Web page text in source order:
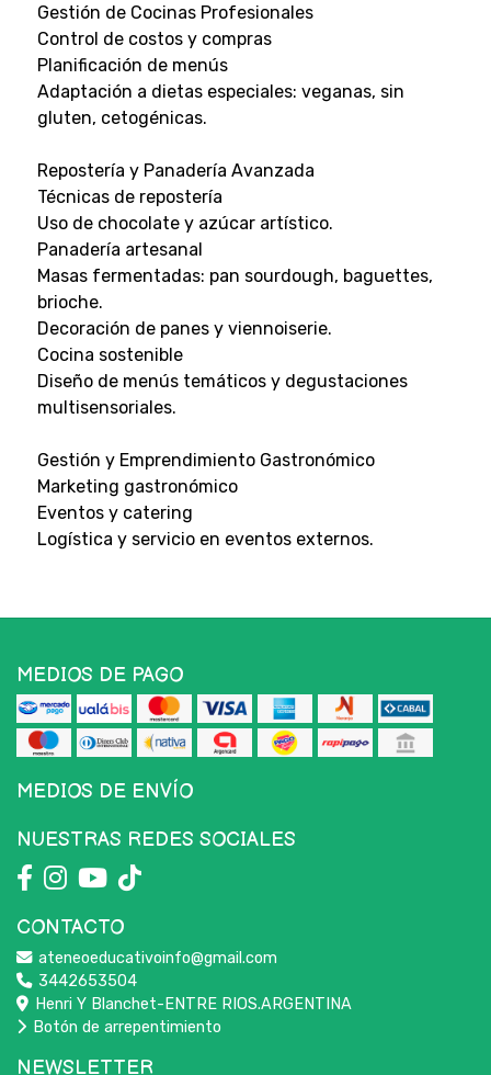
Gestión de Cocinas Profesionales
Control de costos y compras
Planificación de menús
Adaptación a dietas especiales: veganas, sin
gluten, cetogénicas.
Repostería y Panadería Avanzada
Técnicas de repostería
Uso de chocolate y azúcar artístico.
Panadería artesanal
Masas fermentadas: pan sourdough, baguettes,
brioche.
Decoración de panes y viennoiserie.
Cocina sostenible
Diseño de menús temáticos y degustaciones
multisensoriales.
Gestión y Emprendimiento Gastronómico
Marketing gastronómico
Eventos y catering
Logística y servicio en eventos externos.
MEDIOS DE PAGO
MEDIOS DE ENVÍO
NUESTRAS REDES SOCIALES
CONTACTO
ateneoeducativoinfo@gmail.com
3442653504
Henri Y Blanchet-ENTRE RIOS.ARGENTINA
Botón de arrepentimiento
NEWSLETTER